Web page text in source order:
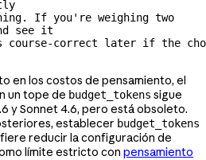
If you're weighing two
see it
course-correct later if the
en los costos de pensamiento, el
un tope de budget_tokens sigue
y Sonnet 4.6, pero está obsoleto.
establecer budget_tokens
reducir la configuración de
límite estricto con pensamiento